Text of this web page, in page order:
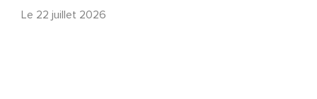
Le 22 juillet 2026